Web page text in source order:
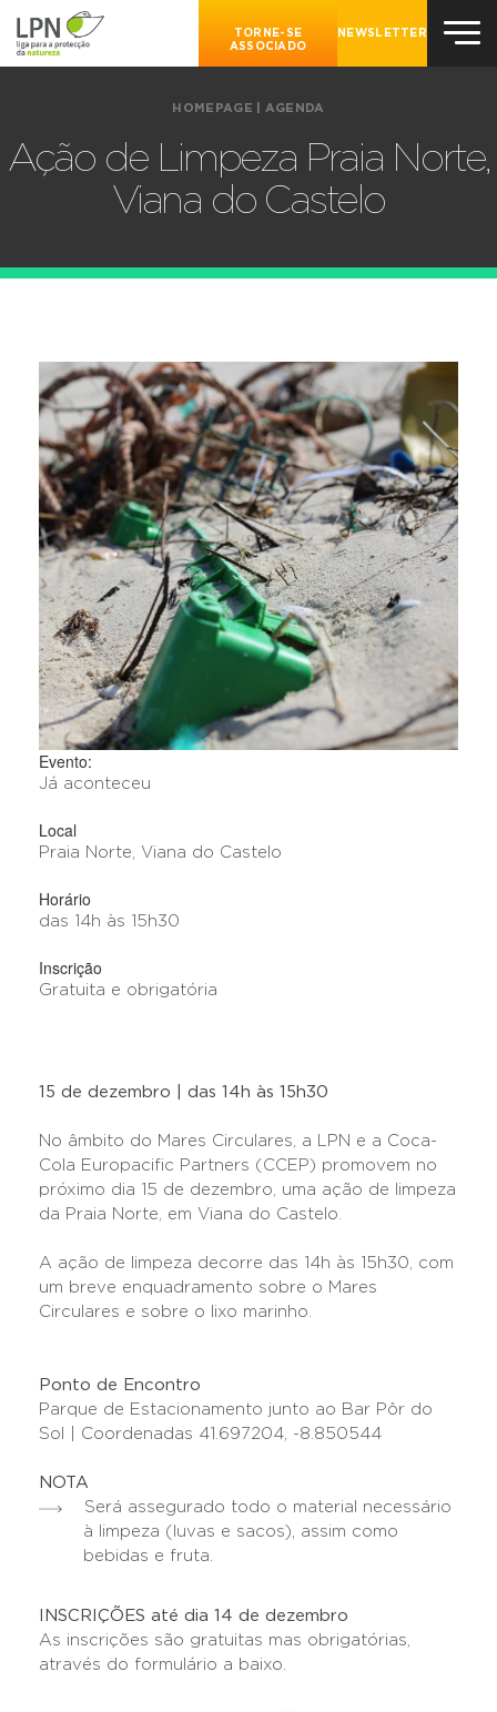
TORNE-SE
ASSOCIADO
NEWSLETTER
HOMEPAGE AGENDA
Ação de Limpeza Praia Norte,
Viana do Castelo
Evento:
Já aconteceu
Local
Praia Norte, Viana do Castelo
Horário
das 14h às 15h30
Inscrição
Gratuita e obrigatória
15 de dezembro | das 14h às 15h30
No âmbito do Mares Circulares, a LPN e a Coca-
Cola Europacific Partners (CCEP) promovem no
próximo dia 15 de dezembro, uma ação de limpeza
da Praia Norte, em Viana do Castelo.
A ação de limpeza decorre das 14h às 15h30, com
um breve enquadramento sobre o Mares
Circulares e sobre o lixo marinho.
Ponto de Encontro
Parque de Estacionamento junto ao Bar Pôr do
Sol | Coordenadas 41.697204, -8.850544
NOTA
Será assegurado todo o material necessário
à limpeza (luvas e sacos), assim como
bebidas e fruta.
INSCRIÇÕES até dia 14 de dezembro
As inscrições são gratuitas mas obrigatórias,
através do formulário a baixo.